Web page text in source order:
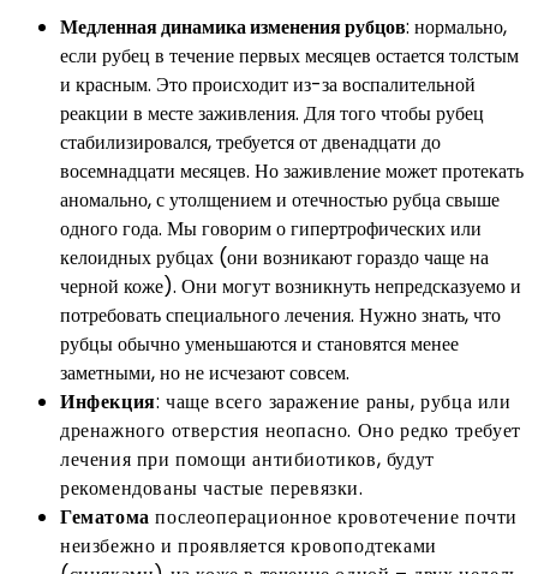
Медленная динамика изменения рубцов: нормально,
если рубец в течение первых месяцев остается толстым
и красным. Это происходит из-за воспалительной
реакции в месте заживления. Для того чтобы рубец
стабилизировался, требуется от двенадцати до
восемнадцати месяцев. Но заживление может протекать
аномально, с утолщением и отечностью рубца свыше
одного года. Мы говорим о гипертрофических или
келоидных рубцах (они возникают гораздо чаще на
черной коже). Они могут возникнуть непредсказуемо и
потребовать специального лечения. Нужно знать, что
рубцы обычно уменьшаются и становятся менее
заметными, но не исчезают совсем.
Инфекция: чаще всего заражение раны, рубца или
дренажного отверстия неопасно. Оно редко требует
лечения при помощи антибиотиков, будут
рекомендованы частые перевязки.
Гематома послеоперационное кровотечение почти
неизбежно и проявляется кровоподтеками